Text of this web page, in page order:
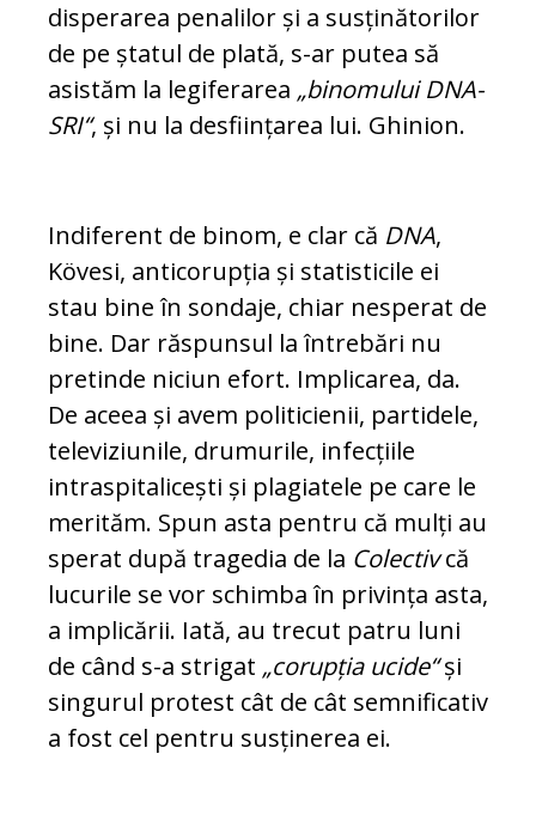
disperarea pe­nalilor și a sus­ți­nă­to­rilor
de pe ștatul de plată, s-ar putea să
asis­tăm la legiferarea „bi­no­mu­lui DNA-
SRI“, și nu la desființarea lui. Ghinion.
Indiferent de binom, e clar că DNA,
Kövesi, an­ticorupția și statisticile ei
stau bine în son­daje, chiar nesperat de
bine. Dar răspunsul la întrebări nu
pretinde niciun efort. Implicarea, da.
De aceea și avem politicienii, partidele,
te­le­viziunile, drumurile, infecțiile
intraspitalicești și plagiatele pe care le
merităm. Spun asta pentru că mulți au
sperat după tragedia de la Colectivcă
lucurile se vor schimba în privința asta,
a implicării. Iată, au trecut patru luni
de când s-a strigat „corupția ucide“și
singurul pro­test cât de cât semnificativ
a fost cel pen­tru susținerea ei.